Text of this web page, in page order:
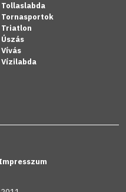
Tollaslabda
Tornasportok
Triatlon
Úszás
Vívás
Vízilabda
Impresszum